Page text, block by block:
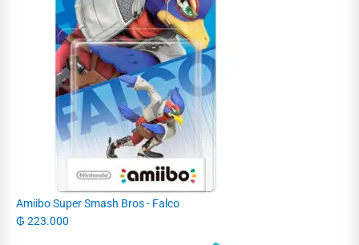
Amiibo Super Smash Bros - Falco
₲ 223.000